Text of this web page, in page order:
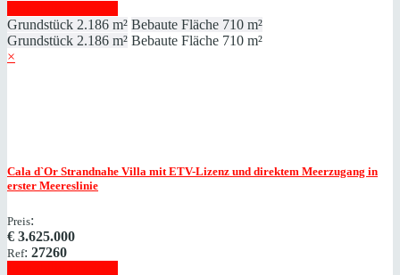
Grundstück 2.186 m² Bebaute Fläche 710 m²
Grundstück 2.186 m² Bebaute Fläche 710 m²
×
Cala d`Or Strandnahe Villa mit ETV-Lizenz und direktem Meerzugang in
erster Meereslinie
Preis:
€ 3.625.000
Ref: 27260